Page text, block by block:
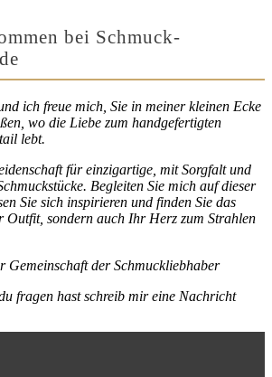
bei Schmuck-
ich freue mich, Sie in meiner kleinen Ecke
wo die Liebe zum handgefertigten
lebt.
für einzigartige, mit Sorgfalt und
Begleiten Sie mich auf dieser
Sie sich inspirieren und finden Sie das
Outfit, sondern auch Ihr Herz zum Strahlen
Gemeinschaft der Schmuckliebhaber
fragen hast schreib mir eine Nachricht